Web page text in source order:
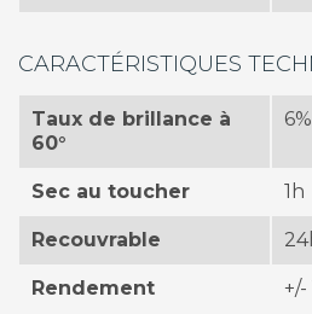
CARACTÉRISTIQUES
Taux de brillance à
60°
6%
Sec au toucher 1h
Recouvrable
Rendement +/-